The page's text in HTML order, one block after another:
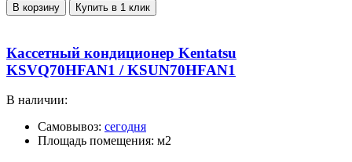
В корзину Купить в 1 клик
Кассетный кондиционер Kentatsu
KSVQ70HFAN1 / KSUN70HFAN1
В наличии:
Самовывоз: сегодня
Площадь помещения: м2